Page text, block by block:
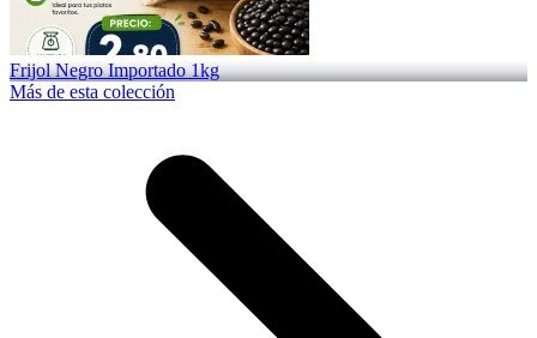
Frijol Negro Importado 1kg
Más de esta colección